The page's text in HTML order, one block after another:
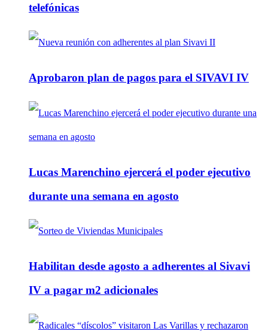
telefónicas
Aprobaron plan de pagos para el SIVAVI IV
Lucas Marenchino ejercerá el poder ejecutivo
durante una semana en agosto
Habilitan desde agosto a adherentes al Sivavi
IV a pagar m2 adicionales